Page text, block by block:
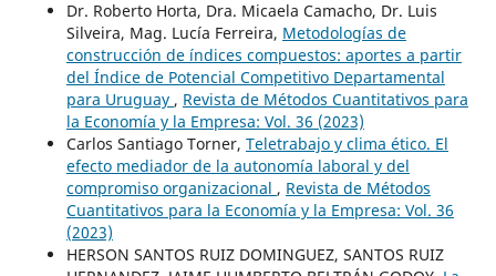
Dr. Roberto Horta, Dra. Micaela Camacho, Dr. Luis
Silveira, Mag. Lucía Ferreira, Metodologías de
construcción de índices compuestos: aportes a partir
del Índice de Potencial Competitivo Departamental
para Uruguay , Revista de Métodos Cuantitativos para
la Economía y la Empresa: Vol. 36 (2023)
Carlos Santiago Torner, Teletrabajo y clima ético. El
efecto mediador de la autonomía laboral y del
compromiso organizacional , Revista de Métodos
Cuantitativos para la Economía y la Empresa: Vol. 36
(2023)
HERSON SANTOS RUIZ DOMINGUEZ, SANTOS RUIZ